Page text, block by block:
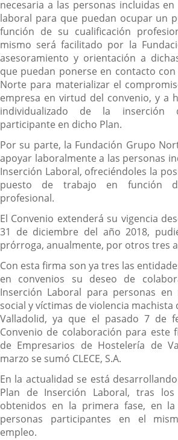
necesaria a las personas incluidas
laboral para que puedan ocupar un
función de su cualificación
mismo será facilitado por la
asesoramiento y orientación a
que puedan ponerse en contacto
Norte para materializar el
empresa en virtud del convenio, y a
individualizado de la inserción
participante en dicho Plan.
Por su parte, la Fundación Grupo
apoyar laboralmente a las personas
Inserción Laboral, ofreciéndoles la
puesto de trabajo en función
profesional.
El Convenio extenderá su vigencia
31 de diciembre del año 2018,
prórroga, anualmente, por otros tres
Con esta firma son ya tres las
en convenios su deseo de
Inserción Laboral para personas en
social y víctimas de violencia
Valladolid, ya que el pasado 7 de
Convenio de colaboración para este
de Empresarios de Hostelería de
marzo se sumó CLECE, S.A.
En la actualidad se está
Plan de Inserción Laboral, tras los
obtenidos en la primera fase, en
personas participantes en el
empleo.